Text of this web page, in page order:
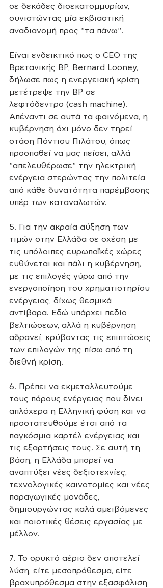
σε δεκάδες δισεκατομμυρίων,
συνιστώντας μία εκβιαστική
αναδιανομή προς "τα πάνω".
Είναι ενδεικτικό πως ο CEO της
Βρετανικής ΒΡ, Bernard Looney,
δήλωσε πως η ενεργειακή κρίση
μετέτρεψε την ΒΡ σε
λεφτόδεντρο (cash machine).
Απέναντι σε αυτά τα φαινόμενα, η
κυβέρνηση όχι μόνο δεν τηρεί
στάση Πόντιου Πιλάτου, όπως
προσπαθεί να μας πείσει, αλλά
"απελευθέρωσε" την ηλεκτρική
ενέργεια στερώντας την πολιτεία
από κάθε δυνατότητα παρέμβασης
υπέρ των καταναλωτών.
5. Για την ακραία αύξηση των
τιμών στην Ελλάδα σε σχέση με
τις υπόλοιπες ευρωπαϊκές χώρες
ευθύνεται και πάλι η κυβέρνηση,
με τις επιλογές γύρω από την
ενεργοποίηση του χρηματιστηρίου
ενέργειας, δίχως θεσμικά
αντίβαρα. Εδώ υπάρχει πεδίο
βελτιώσεων, αλλά η κυβέρνηση
αδρανεί, κρύβοντας τις επιπτώσεις
των επιλογών της πίσω από τη
διεθνή κρίση.
6. Πρέπει να εκμεταλλευτούμε
τους πόρους ενέργειας που δίνει
απλόχερα η Ελληνική φύση και να
προστατευθούμε έτσι από τα
παγκόσμια καρτέλ ενέργειας και
τις εξαρτήσεις τους. Σε αυτή τη
βάση, η Ελλάδα μπορεί να
αναπτύξει νέες δεξιοτεχνίες,
τεχνολογικές καινοτομίες και νέες
παραγωγικές μονάδες,
δημιουργώντας καλά αμειβόμενες
και ποιοτικές θέσεις εργασίας με
μέλλον.
7. Το ορυκτό αέριο δεν αποτελεί
λύση, είτε μεσοπρόθεσμα, είτε
βραχυπρόθεσμα στην εξασφάλιση